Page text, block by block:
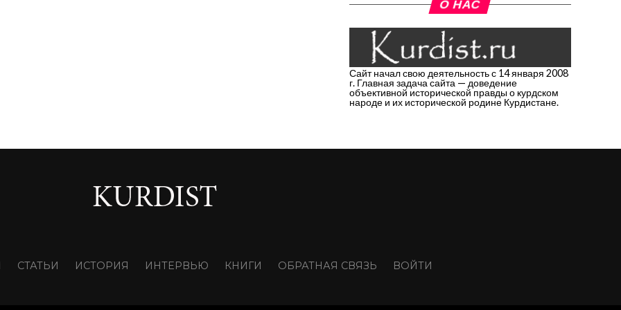
О НАС
Сайт начал свою деятельность с 14 января 2008
г. Главная задача сайта — доведение
объективной исторической правды о курдском
народе и их исторической родине Курдистане.
СТАТЬИ ИСТОРИЯ ИНТЕРВЬЮ КНИГИ ОБРАТНАЯ СВЯЗЬ ВОЙТИ